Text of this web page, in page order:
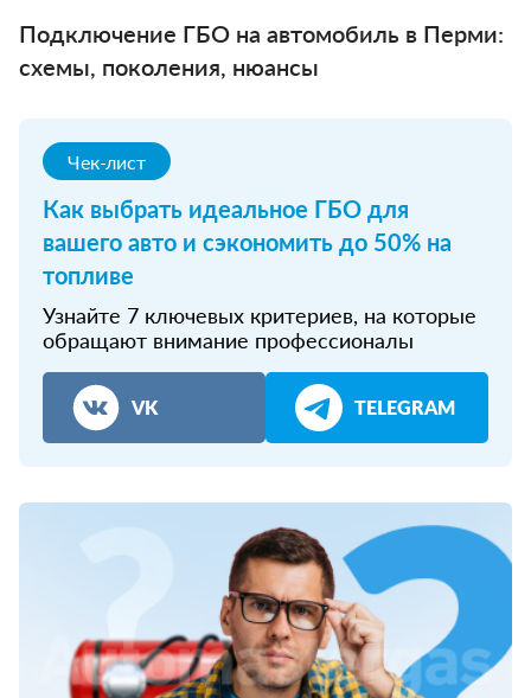
Подключение ГБО на автомобиль в Перми:
схемы, поколения, нюансы
Чек-лист
Как выбрать идеальное ГБО для
вашего авто и сэкономить до 50% на
топливе
Узнайте 7 ключевых критериев, на которые
обращают внимание профессионалы
VK TELEGRAM